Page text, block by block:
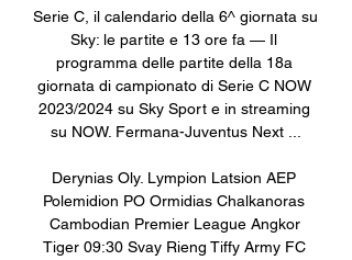
Serie C, il calendario della 6^ giornata su
Sky: le partite e 13 ore fa — Il
programma delle partite della 18a
giornata di campionato di Serie C NOW
2023/2024 su Sky Sport e in streaming
su NOW. Fermana-Juventus Next ...
Derynias Oly. Lympion Latsion AEP
Polemidion PO Ormidias Chalkanoras
Cambodian Premier League Angkor
Tiger 09:30 Svay Rieng Tiffy Army FC